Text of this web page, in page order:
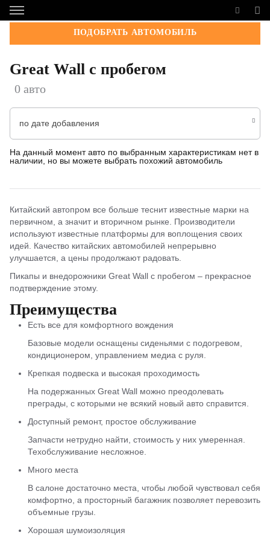
ПОДОБРАТЬ АВТОМОБИЛЬ
Great Wall с пробегом
0 авто
по дате добавления
На данный момент авто по выбранным характеристикам нет в
наличии, но вы можете выбрать похожий автомобиль
Китайский автопром все больше теснит известные марки на
первичном, а значит и вторичном рынке. Производители
используют известные платформы для воплощения своих
идей. Качество китайских автомобилей непрерывно
улучшается, а цены продолжают радовать.
Пикапы и внедорожники Great Wall с пробегом – прекрасное
подтверждение этому.
Преимущества
Есть все для комфортного вождения
Базовые модели оснащены сиденьями с подогревом,
кондиционером, управлением медиа с руля.
Крепкая подвеска и высокая проходимость
На подержанных Great Wall можно преодолевать
преграды, с которыми не всякий новый авто справится.
Доступный ремонт, простое обслуживание
Запчасти нетрудно найти, стоимость у них умеренная.
Техобслуживание несложное.
Много места
В салоне достаточно места, чтобы любой чувствовал себя
комфортно, а просторный багажник позволяет перевозить
объемные грузы.
Хорошая шумоизоляция